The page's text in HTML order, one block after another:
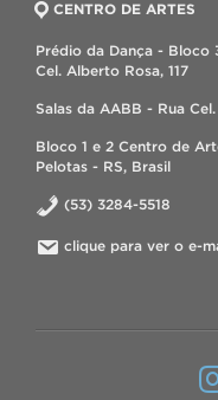
CENTRO DE ARTES
Prédio da Dança - Bloco
Cel. Alberto Rosa, 117
Salas da AABB - Rua
Bloco 1 e 2 Centro de
Pelotas - RS, Brasil
(53) 3284-5518
clique para ver o e-